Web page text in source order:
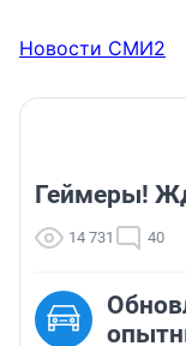
Новости СМИ2
Геймеры!
14 731 40